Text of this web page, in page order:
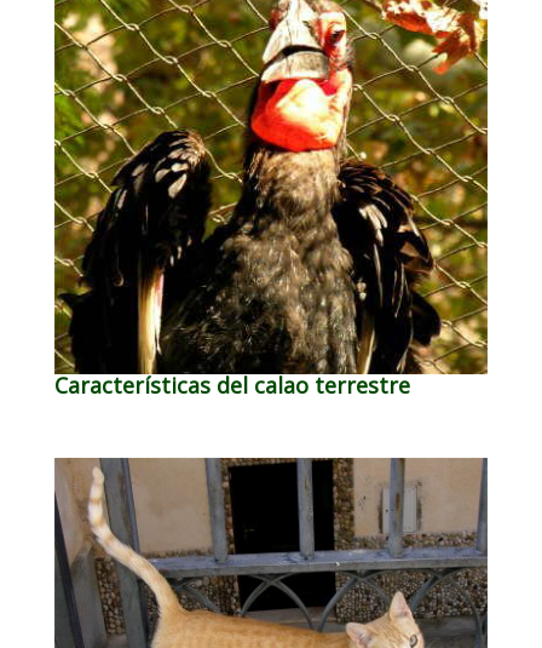
Características del calao terrestre